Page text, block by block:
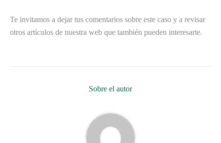
Te invitamos a dejar tus comentarios sobre este caso y a revisar
otros artículos de nuestra web que también pueden interesarte.
Sobre el autor